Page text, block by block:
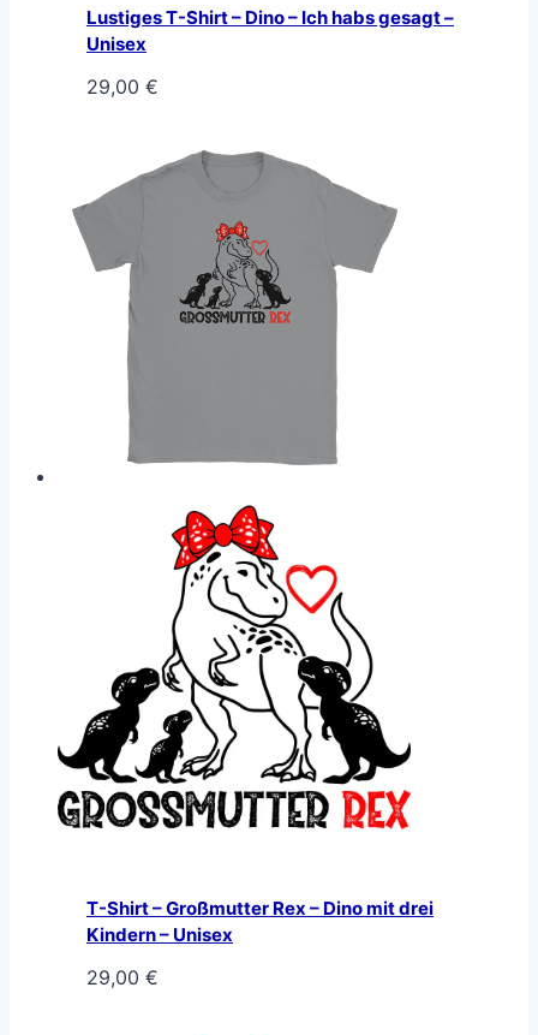
Lustiges T-Shirt – Dino – Ich habs gesagt –
Unisex
29,00 €
T-Shirt – Großmutter Rex – Dino mit drei
Kindern – Unisex
29,00 €